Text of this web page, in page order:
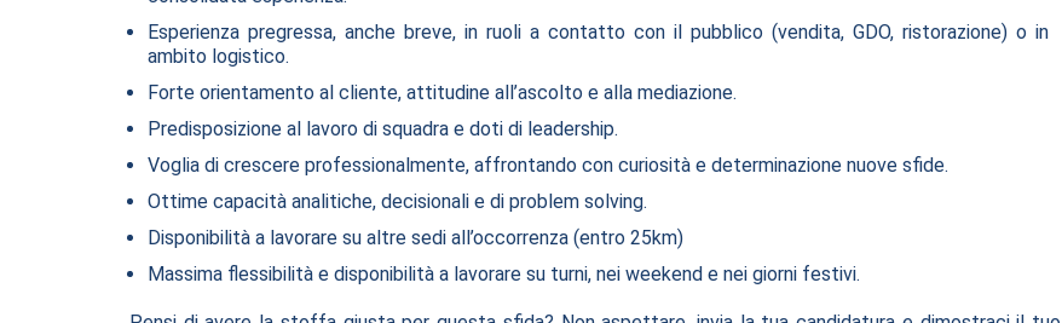
Esperienza pregressa, anche breve, in ruoli a contatto con il pubblico (vendita, GDO, ristorazione) o in
ambito logistico.
Forte orientamento al cliente, attitudine all’ascolto e alla mediazione.
Predisposizione al lavoro di squadra e doti di leadership.
Voglia di crescere professionalmente, affrontando con curiosità e determinazione nuove sfide.
Ottime capacità analitiche, decisionali e di problem solving.
Disponibilità a lavorare su altre sedi all’occorrenza (entro 25km)
Massima flessibilità e disponibilità a lavorare su turni, nei weekend e nei giorni festivi.